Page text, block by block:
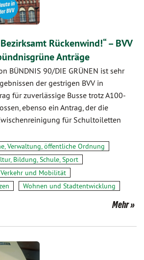
Rückenwind!“ – BVV
Anträge
BÜNDNIS 90/DIE GRÜNEN ist sehr
der gestrigen BVV in
für zuverlässige Busse trotz A100-
ebenso ein Antrag, der die
für Schultoiletten
Verwaltung, öffentliche Ordnung
Bildung, Schule, Sport
Verkehr und Mobilität
Wohnen und Stadtentwicklung
Mehr